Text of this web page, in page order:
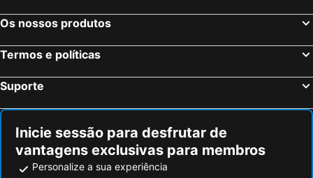
Os nossos produtos
Termos e políticas
Suporte
Inicie sessão para desfrutar de
vantagens exclusivas para membros
Personalize a sua experiência